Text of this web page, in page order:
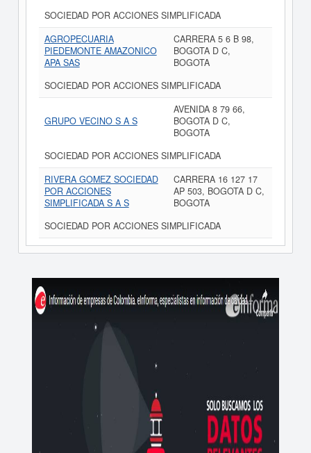
SOCIEDAD POR ACCIONES SIMPLIFICADA
AGROPECUARIA
PIEDEMONTE AMAZONICO
APA SAS
CARRERA 5 6 B 98,
BOGOTA D C,
BOGOTA
SOCIEDAD POR ACCIONES SIMPLIFICADA
GRUPO VECINO S A S
AVENIDA 8 79 66,
BOGOTA D C,
BOGOTA
SOCIEDAD POR ACCIONES SIMPLIFICADA
RIVERA GOMEZ SOCIEDAD
POR ACCIONES
SIMPLIFICADA S A S
CARRERA 16 127 17
AP 503, BOGOTA D C,
BOGOTA
SOCIEDAD POR ACCIONES SIMPLIFICADA